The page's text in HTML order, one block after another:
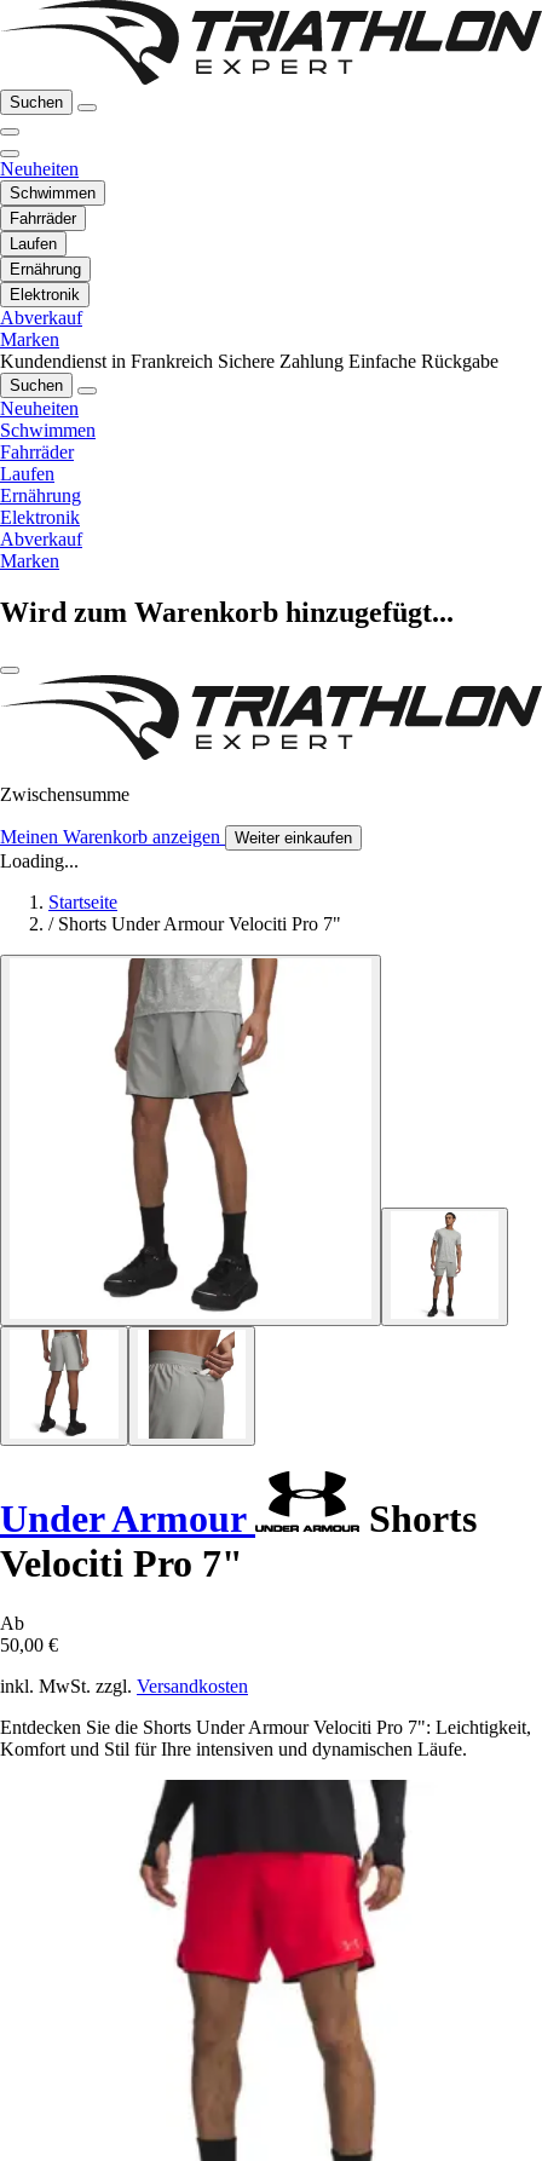
Suchen
Neuheiten
Schwimmen
Fahrräder
Laufen
Ernährung
Elektronik
Abverkauf
Marken
Kundendienst in Frankreich Sichere Zahlung Einfache Rückgabe
Suchen
Neuheiten
Schwimmen
Fahrräder
Laufen
Ernährung
Elektronik
Abverkauf
Marken
Wird zum Warenkorb hinzugefügt...
Zwischensumme
Meinen Warenkorb anzeigen Weiter einkaufen
Loading...
Startseite
/ Shorts Under Armour Velociti Pro 7"
Under Armour
Shorts
Velociti Pro 7"
Ab
50,00 €
inkl. MwSt. zzgl. Versandkosten
Entdecken Sie die Shorts Under Armour Velociti Pro 7": Leichtigkeit,
Komfort und Stil für Ihre intensiven und dynamischen Läufe.